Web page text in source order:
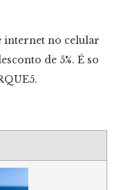
internet no celular
de 5%. É so